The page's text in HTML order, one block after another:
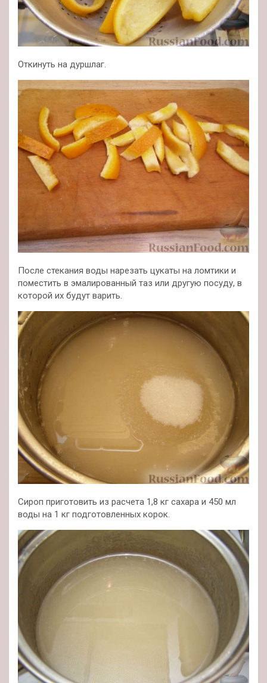
Откинуть на дуршлаг.
После стекания воды нарезать цукаты на ломтики и
поместить в эмалированный таз или другую посуду, в
которой их будут варить.
Сироп приготовить из расчета 1,8 кг сахара и 450 мл
воды на 1 кг подготовленных корок.